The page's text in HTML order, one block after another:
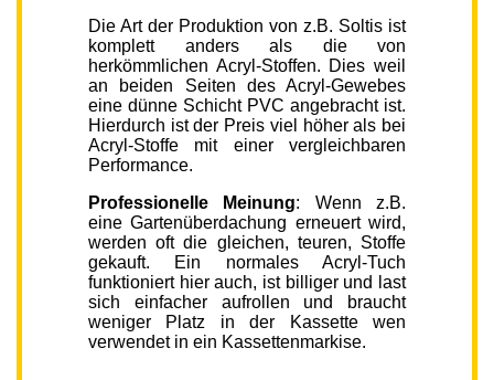
Die Art der Produktion von z.B. Soltis ist
komplett anders als die von
herkömmlichen Acryl-Stoffen. Dies weil
an beiden Seiten des Acryl-Gewebes
eine dünne Schicht PVC angebracht ist.
Hierdurch ist der Preis viel höher als bei
Acryl-Stoffe mit einer vergleichbaren
Performance.
Professionelle Meinung: Wenn z.B.
eine Gartenüberdachung erneuert wird,
werden oft die gleichen, teuren, Stoffe
gekauft. Ein normales Acryl-Tuch
funktioniert hier auch, ist billiger und last
sich einfacher aufrollen und braucht
weniger Platz in der Kassette wen
verwendet in ein Kassettenmarkise.